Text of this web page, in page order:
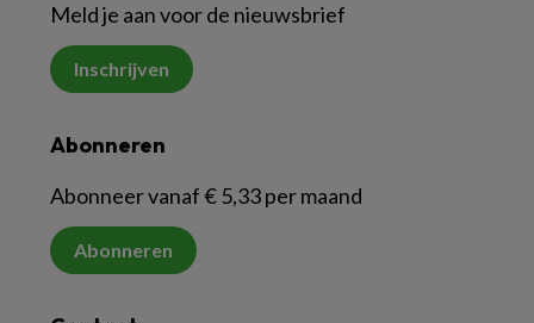
Meld je aan voor de nieuwsbrief
Inschrijven
Abonneren
Abonneer vanaf € 5,33 per maand
Abonneren